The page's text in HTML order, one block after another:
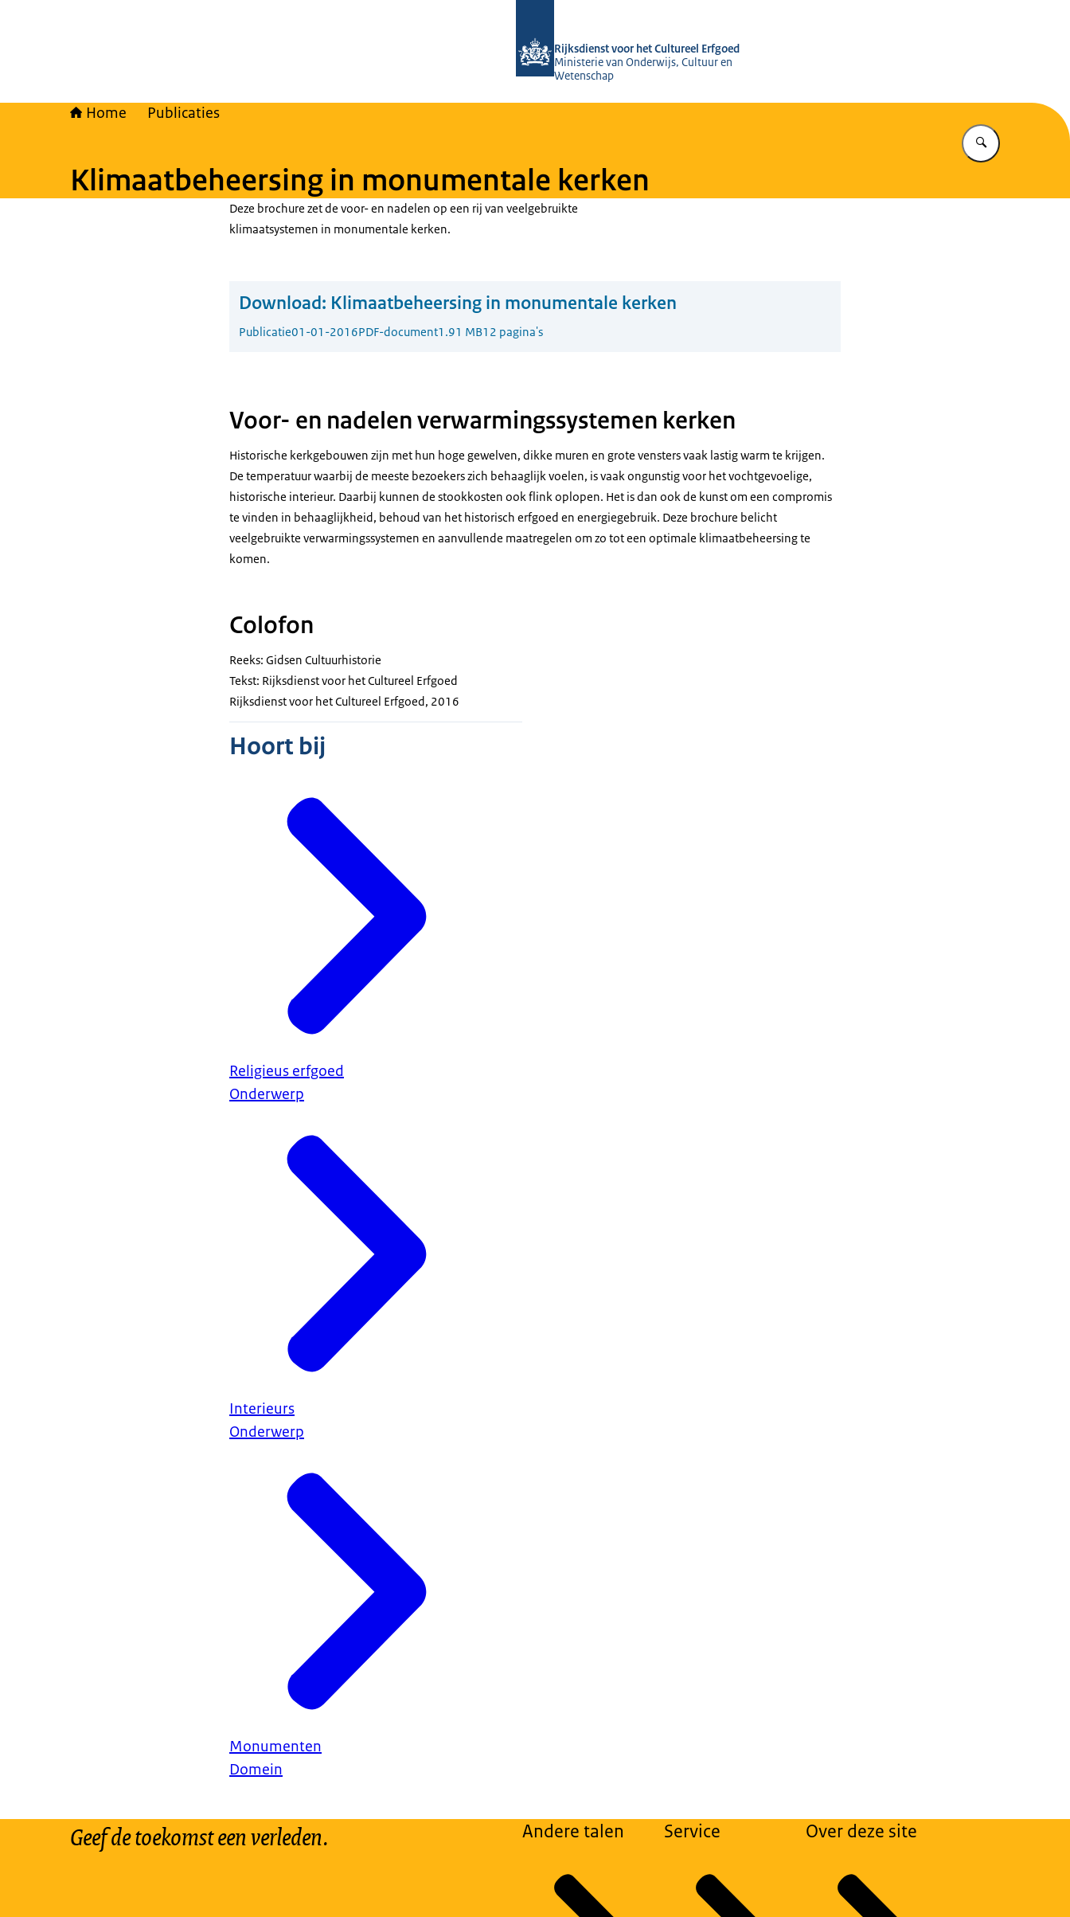
Rijksdienst voor het Cultureel Erfgoed
Ministerie van Onderwijs, Cultuur en
Wetenschap
Home Publicaties
Vul in wat u
Klimaatbeheersing in monumentale kerken
Deze brochure zet de voor- en nadelen op een rij van veelgebruikte
klimaatsystemen in monumentale kerken.
Download: Klimaatbeheersing in monumentale kerken
Publicatie01-01-2016PDF-document1.91 MB12 pagina's
Voor- en nadelen verwarmingssystemen kerken
Historische kerkgebouwen zijn met hun hoge gewelven, dikke muren en grote vensters vaak lastig warm te krijgen.
De temperatuur waarbij de meeste bezoekers zich behaaglijk voelen, is vaak ongunstig voor het vochtgevoelige,
historische interieur. Daarbij kunnen de stookkosten ook flink oplopen. Het is dan ook de kunst om een compromis
te vinden in behaaglijkheid, behoud van het historisch erfgoed en energiegebruik. Deze brochure belicht
veelgebruikte verwarmingssystemen en aanvullende maatregelen om zo tot een optimale klimaatbeheersing te
komen.
Colofon
Reeks: Gidsen Cultuurhistorie
Tekst: Rijksdienst voor het Cultureel Erfgoed
Rijksdienst voor het Cultureel Erfgoed, 2016
Hoort bij
Religieus erfgoed
Onderwerp
Interieurs
Onderwerp
Monumenten
Domein
Geef de toekomst een verleden. Andere talen Service Over deze site